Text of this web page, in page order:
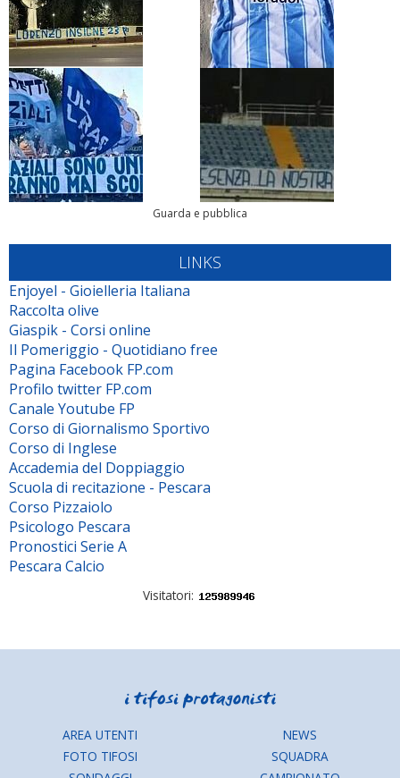
Guarda e pubblica
LINKS
Enjoyel - Gioielleria Italiana
Raccolta olive
Giaspik - Corsi online
Il Pomeriggio - Quotidiano free
Pagina Facebook FP.com
Profilo twitter FP.com
Canale Youtube FP
Corso di Giornalismo Sportivo
Corso di Inglese
Accademia del Doppiaggio
Scuola di recitazione - Pescara
Corso Pizzaiolo
Psicologo Pescara
Pronostici Serie A
Pescara Calcio
Visitatori:
AREA UTENTI
FOTO TIFOSI
NEWS
SQUADRA